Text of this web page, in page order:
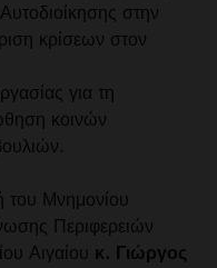
στην
κρίσεων στον
για τη
κοινών
του Μνημονίου
Περιφερειών
Αιγαίου κ. Γιώργος